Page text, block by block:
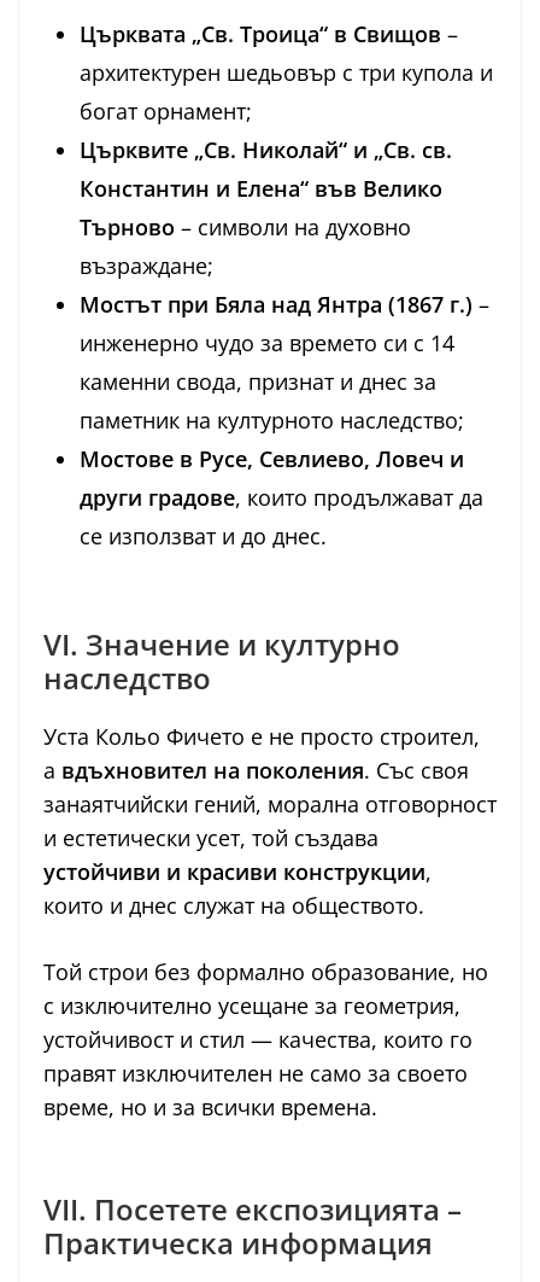
Църквата „Св. Троица“ в Свищов –
архитектурен шедьовър с три купола и
богат орнамент;
Църквите „Св. Николай“ и „Св. св.
Константин и Елена“ във Велико
Търново – символи на духовно
възраждане;
Мостът при Бяла над Янтра (1867 г.) –
инженерно чудо за времето си с 14
каменни свода, признат и днес за
паметник на културното наследство;
Мостове в Русе, Севлиево, Ловеч и
други градове, които продължават да
се използват и до днес.
VI. Значение и културно
наследство
Уста Кольо Фичето е не просто строител,
а вдъхновител на поколения. Със своя
занаятчийски гений, морална отговорност
и естетически усет, той създава
устойчиви и красиви конструкции,
които и днес служат на обществото.
Той строи без формално образование, но
с изключително усещане за геометрия,
устойчивост и стил — качества, които го
правят изключителен не само за своето
време, но и за всички времена.
VII. Посетете експозицията –
Практическа информация